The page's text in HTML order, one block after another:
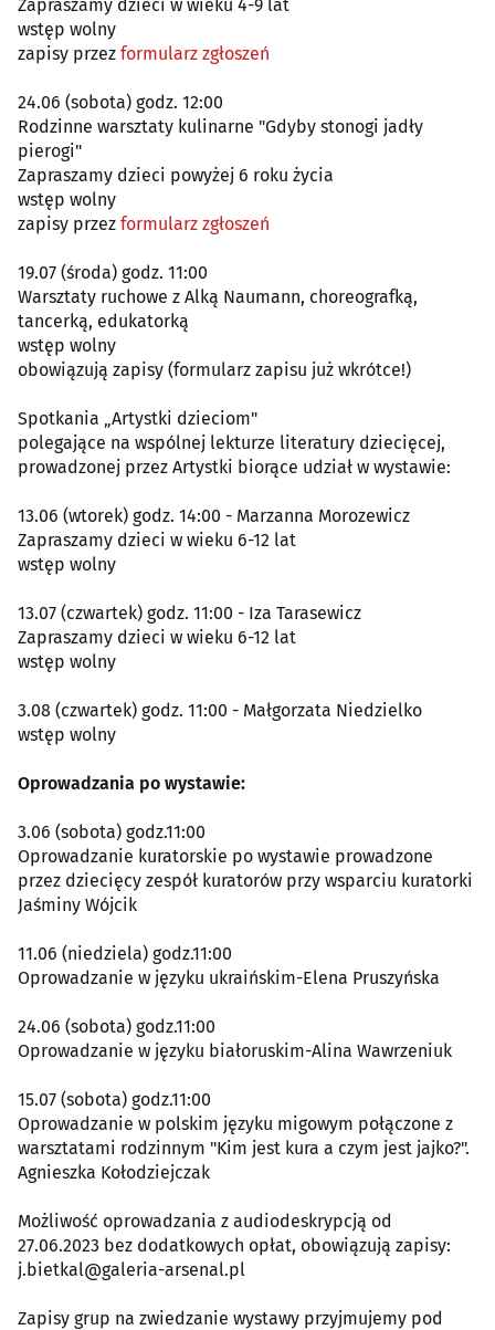
Zapraszamy dzieci w wieku 4-9 lat
wstęp wolny
zapisy przez formularz zgłoszeń
24.06 (sobota) godz. 12:00
Rodzinne warsztaty kulinarne "Gdyby stonogi jadły
pierogi"
Zapraszamy dzieci powyżej 6 roku życia
wstęp wolny
zapisy przez formularz zgłoszeń
19.07 (środa) godz. 11:00
Warsztaty ruchowe z Alką Naumann, choreografką,
tancerką, edukatorką
wstęp wolny
obowiązują zapisy (formularz zapisu już wkrótce!)
Spotkania „Artystki dzieciom"
polegające na wspólnej lekturze literatury dziecięcej,
prowadzonej przez Artystki biorące udział w wystawie:
13.06 (wtorek) godz. 14:00 - Marzanna Morozewicz
Zapraszamy dzieci w wieku 6-12 lat
wstęp wolny
13.07 (czwartek) godz. 11:00 - Iza Tarasewicz
Zapraszamy dzieci w wieku 6-12 lat
wstęp wolny
3.08 (czwartek) godz. 11:00 - Małgorzata Niedzielko
wstęp wolny
Oprowadzania po wystawie:
3.06 (sobota) godz.11:00
Oprowadzanie kuratorskie po wystawie prowadzone
przez dziecięcy zespół kuratorów przy wsparciu kuratorki
Jaśminy Wójcik
11.06 (niedziela) godz.11:00
Oprowadzanie w języku ukraińskim-Elena Pruszyńska
24.06 (sobota) godz.11:00
Oprowadzanie w języku białoruskim-Alina Wawrzeniuk
15.07 (sobota) godz.11:00
Oprowadzanie w polskim języku migowym połączone z
warsztatami rodzinnym "Kim jest kura a czym jest jajko?".
Agnieszka Kołodziejczak
Możliwość oprowadzania z audiodeskrypcją od
27.06.2023 bez dodatkowych opłat, obowiązują zapisy:
j.bietkal@galeria-arsenal.pl
Zapisy grup na zwiedzanie wystawy przyjmujemy pod